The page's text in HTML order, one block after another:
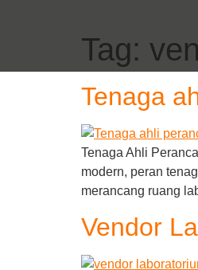
Tag:
Tenaga
Tenaga Ahli
modern, peran
merancang ruang
Vendor